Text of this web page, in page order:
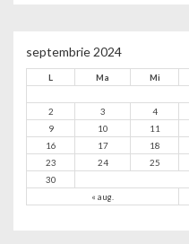
septembrie 2024
L Ma Mi
« aug.
2
3 4
9
10 11
16
17 18
23
24 25
30